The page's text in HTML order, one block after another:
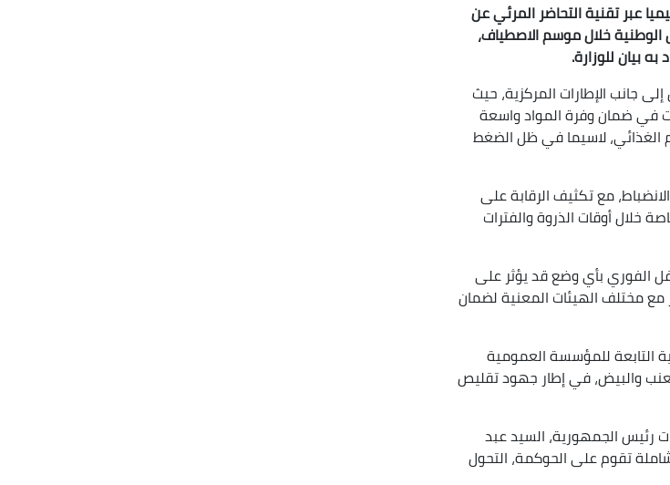
عبر تقنية التحاضر المرئي عن
خلال موسم الاصطياف،
بيان للوزارة.
جانب الإطارات المركزية، حيث
في ضمان وفرة المواد واسعة
الغذائي، لاسيما في ظل الضغط
مع تكثيف الرقابة على
خلال أوقات الذروة والفترات
الفوري بأي وضع قد يؤثر على
مختلف الهيئات المعنية لضمان
التابعة للمؤسسة العمومية
والبيض، في إطار جهود تقليص
رئيس الجمهورية، السيد عبد
تقوم على الحوكمة، التحول